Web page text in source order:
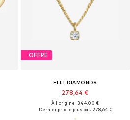
OFFRE
ELLI DIAMONDS
278,64 €
À l'origine : 344,00 €
Dernier prix le plus bas :278,64 €